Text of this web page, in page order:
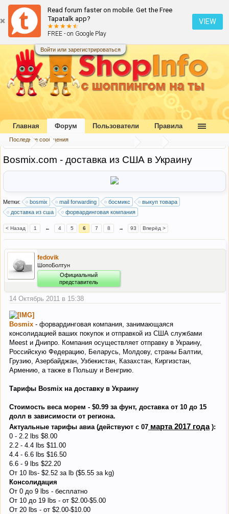
Read forum faster on mobile. Get the Free
Tapatalk app?
FREE - on Google Play
VIEW
Войти или зарегистрироваться
Форум ... Форвардинговые компании
Bosmix.com - доставка из США в Украину
Метки: bosmix mail forwarding босмикс
выкуп товара
доставка из сша
форвардинговая компания
< Назад 1 ← 4 5 6 7 8 → 93 Вперёд >
fedovik
ШопоБолтун
Официальный
представитель
14 Октябрь 2011 в 15:38
Bosmix - форвардинговая компания, занимающаяся
консолидацией ваших покупок и отправкой из США службами
Meest и Днипро. Компания осуществляет отправку в Украину,
Российскую Федерацию, Беларусь, Молдову, страны Балтии,
Грузию, Азербайджан, Узбекистан, Казахстан, Киргизстан,
Армению, а также в Польшу и Венгрию.
Тарифы Bosmix на доставку в Украину
Стоимость веса морем - $0.99 за фунт, доставка от 10 до 15
долл в зависимости от региона.
Актуальные тарифы авиа (действуют с 07 марта 2017 года):
0 - 2.2 lbs $8.00
2.2 - 4.4 lbs $11.00
4.4 - 6.6 lbs $16.50
6.6 - 9 lbs $22.20
От 10 lbs- $2.52 за lb ($5.55 за kg)
Консолидация
От 0 до 9 lbs - бесплатно
От 10 до 19 lbs - от $2.00-$5.00
От 20 lbs - от $2.00-$10.00
Главная Форум
Последние сообщения
Пользователи Правила